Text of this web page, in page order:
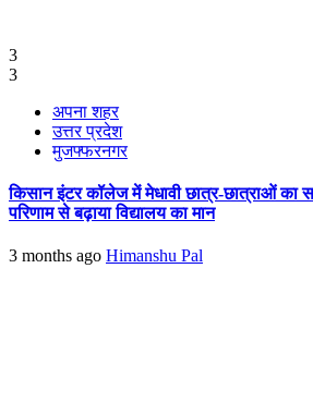
3
3
अपना शहर
उत्तर प्रदेश
मुजफ्फरनगर
किसान इंटर कॉलेज में मेधावी छात्र-छात्राओं का
परिणाम से बढ़ाया विद्यालय का मान
3 months ago Himanshu Pal